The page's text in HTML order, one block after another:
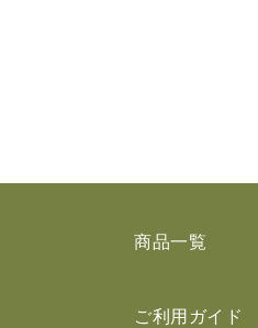
商品一覧
ご利用ガイド